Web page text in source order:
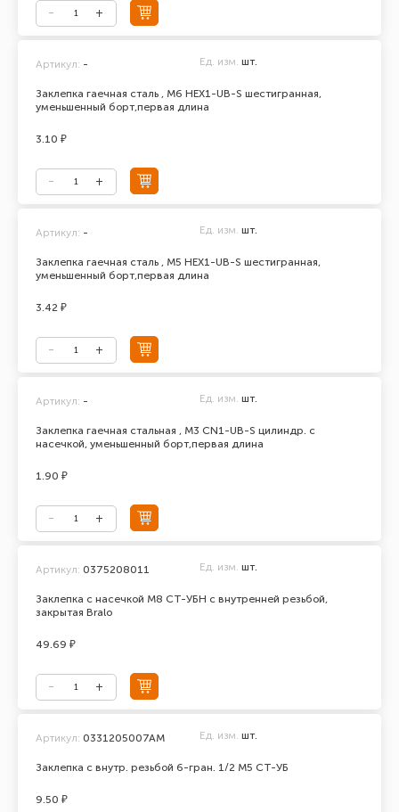
Заклепка гаечная сталь , М6 HEX1-UB-S шестигранная,
уменьшенный борт,первая длина
Артикул: - Ед. изм. шт.
3.10 ₽
Заклепка гаечная сталь , М5 HEX1-UB-S шестигранная,
уменьшенный борт,первая длина
Артикул: - Ед. изм. шт.
3.42 ₽
Заклепка гаечная стальная , М3 CN1-UB-S цилиндр. с
насечкой, уменьшенный борт,первая длина
Артикул: - Ед. изм. шт.
1.90 ₽
Заклепка с насечкой М8 СТ-УБН с внутренней резьбой,
закрытая Bralo
Артикул: 0375208011 Ед. изм. шт.
49.69 ₽
Заклепка с внутр. резьбой 6-гран. 1/2 М5 СТ-УБ
Артикул: 0331205007АМ Ед. изм. шт.
9.50 ₽